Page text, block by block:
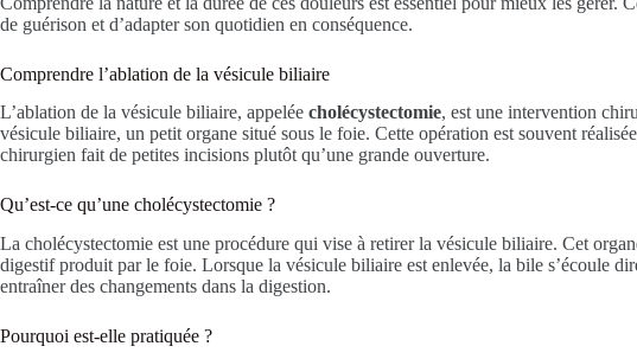
de guérison et d’adapter son quotidien en conséquence.
Comprendre l’ablation de la vésicule biliaire
L’ablation de la vésicule biliaire, appelée cholécystectomie, est une intervention
vésicule biliaire, un petit organe situé sous le foie. Cette opération est souvent
chirurgien fait de petites incisions plutôt qu’une grande ouverture.
Qu’est-ce qu’une cholécystectomie ?
La cholécystectomie est une procédure qui vise à retirer la vésicule biliaire. Cet
digestif produit par le foie. Lorsque la vésicule biliaire est enlevée, la bile s’écoule
entraîner des changements dans la digestion.
Pourquoi est-elle pratiquée ?